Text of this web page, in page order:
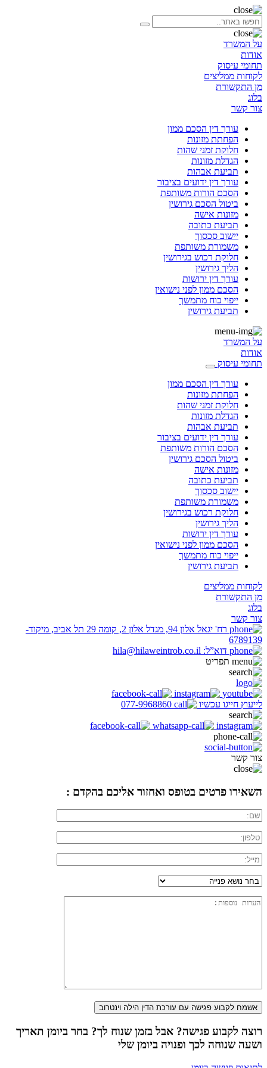
על המשרד
אודות
תחומי עיסוק
לקוחות ממליצים
מן התקשורת
בלוג
צור קשר
עורך דין הסכם ממון
הפחתת מזונות
חלוקת זמני שהות
הגדלת מזונות
תביעת אבהות
עורך דין ידועים בציבור
הסכם הורות משותפת
ביטול הסכם גירושין
מזונות אישה
תביעת כתובה
יישוב סכסוך
משמורת משותפת
חלוקת רכוש בגירושין
הליך גירושין
עורך דין ירושות
הסכם ממון לפני נישואין
ייפוי כוח מתמשך
תביעת גירושין
על המשרד
אודות
תחומי עיסוק
עורך דין הסכם ממון
הפחתת מזונות
חלוקת זמני שהות
הגדלת מזונות
תביעת אבהות
עורך דין ידועים בציבור
הסכם הורות משותפת
ביטול הסכם גירושין
מזונות אישה
תביעת כתובה
יישוב סכסוך
משמורת משותפת
חלוקת רכוש בגירושין
הליך גירושין
עורך דין ירושות
הסכם ממון לפני נישואין
ייפוי כוח מתמשך
תביעת גירושין
לקוחות ממליצים
מן התקשורת
בלוג
צור קשר
רח' יגאל אלון 94, מגדל אלון 2, קומה 29 תל אביב, מיקוד-
6789139
דוא”ל: hila@hilaweintrob.co.il
תפריט
לייעוץ חייגו עכשיו 077-9968860
צור קשר
השאירו פרטים בטופס ואחזור אליכם בהקדם :
רוצה לקבוע פגישה? אבל בזמן שנוח לך? בחר ביומן תאריך
ושעה שנוחה לכך ופנויה ביומן שלי